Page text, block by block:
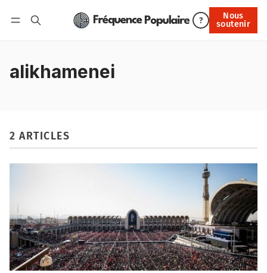
?
Nous
soutenir
Nous soutenir
alikhamenei
2 ARTICLES